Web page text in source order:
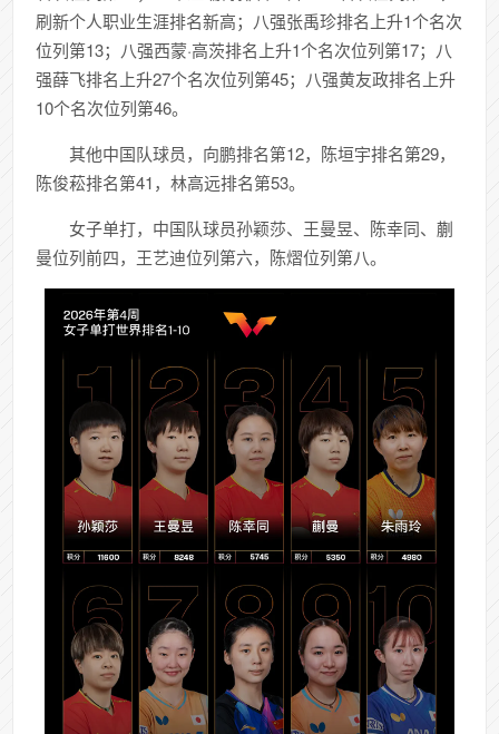
刷新个人职业生涯排名新高；八强张禹珍排名上升1个名次
位列第13；八强西蒙·高茨排名上升1个名次位列第17；八
强薛飞排名上升27个名次位列第45；八强黄友政排名上升
10个名次位列第46。
其他中国队球员，向鹏排名第12，陈垣宇排名第29，
陈俊菘排名第41，林高远排名第53。
女子单打，中国队球员孙颖莎、王曼昱、陈幸同、蒯
曼位列前四，王艺迪位列第六，陈熠位列第八。